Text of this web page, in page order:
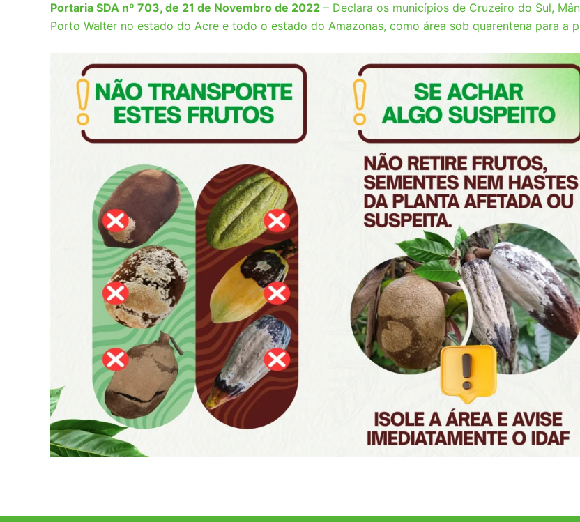
Portaria SDA nº 703, de 21 de Novembro de 2022 – Declara os municípios de Cruzeiro do Sul,
Porto Walter no estado do Acre e todo o estado do Amazonas, como área sob quarentena para a